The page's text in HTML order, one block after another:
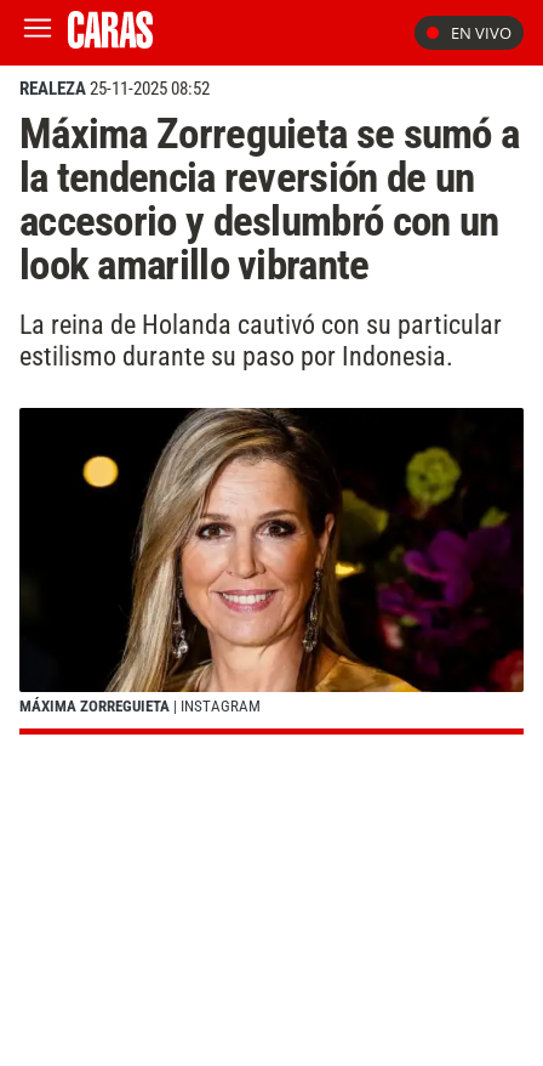
EN VIVO
REALEZA25-11-2025 08:52
Máxima Zorreguieta se sumó a
la tendencia reversión de un
accesorio y deslumbró con un
look amarillo vibrante
La reina de Holanda cautivó con su particular
estilismo durante su paso por Indonesia.
MÁXIMA ZORREGUIETA | INSTAGRAM